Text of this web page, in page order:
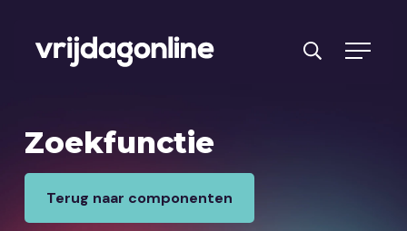
PRFT® werkwijze
Zoekfunctie
Terug naar componenten